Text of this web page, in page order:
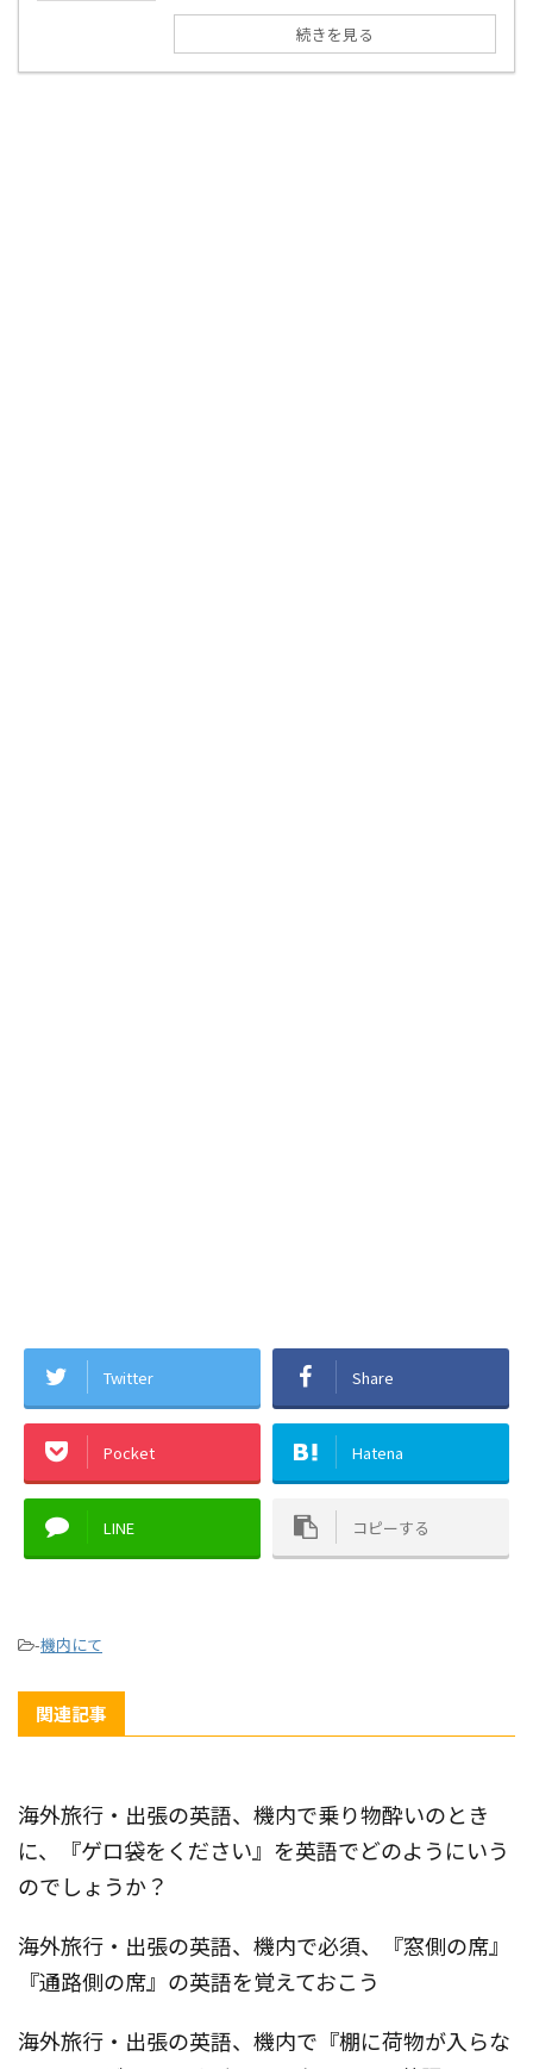
続きを見る
Twitter Share
Pocket Hatena
LINE コピーする
-機内にて
関連記事
海外旅行・出張の英語、機内で乗り物酔いのとき
に、『ゲロ袋をください』を英語でどのようにいう
のでしょうか？
海外旅行・出張の英語、機内で必須、『窓側の席』
『通路側の席』の英語を覚えておこう
海外旅行・出張の英語、機内で『棚に荷物が入らな